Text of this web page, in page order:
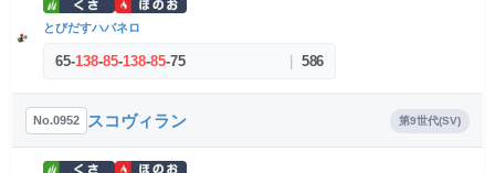
とびだすハバネロ
65-138-85-138-85-75 586
No.0952 スコヴィラン 第9世代(SV)